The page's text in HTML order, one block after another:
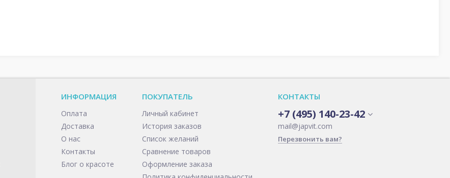
ИНФОРМАЦИЯ
Оплата
Доставка
О нас
Контакты
Блог о красоте
ПОКУПАТЕЛЬ
Личный кабинет
История заказов
Список желаний
Сравнение товаров
Оформление заказа
КОНТАКТЫ
+7 (495) 140-23-42
mail@japvit.com
Перезвонить вам?